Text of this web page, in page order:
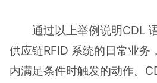
通过以上举例说明CDL
供应链RFID 系统的日常业务
内满足条件时触发的动作。